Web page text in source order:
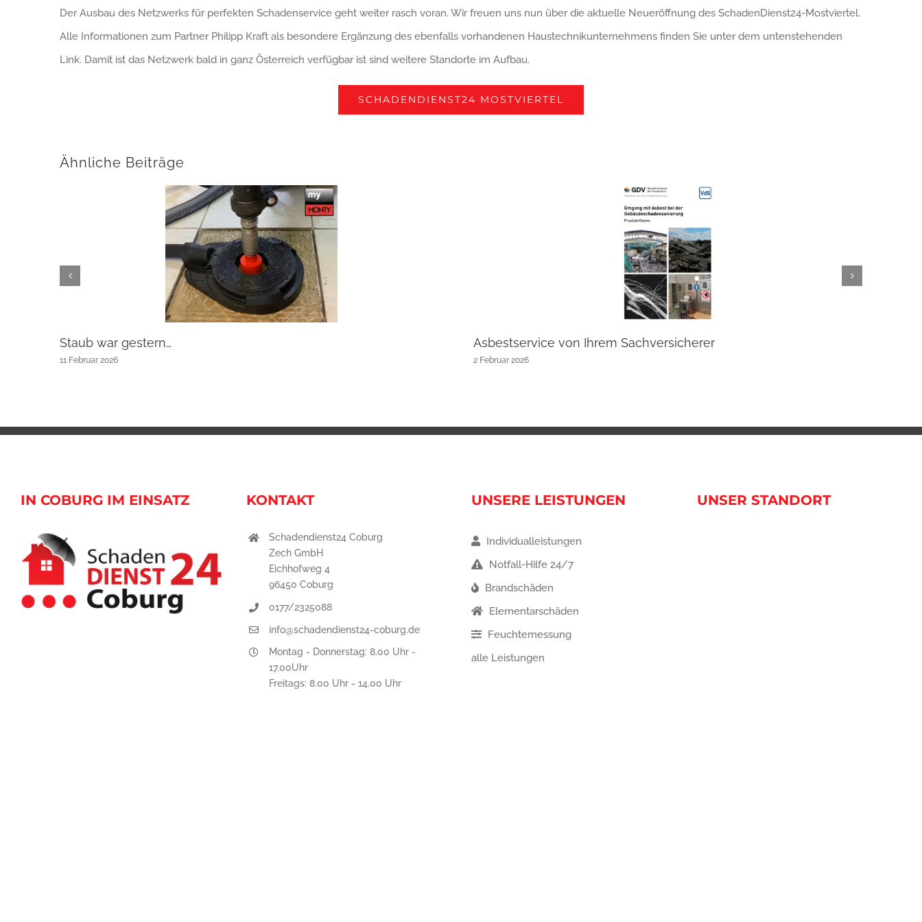
Der Ausbau des Netzwerks für perfekten Schadenservice geht weiter rasch voran. Wir freuen uns nun über die aktuelle Neueröffnung des SchadenDienst24-Mostviertel.
Alle Informationen zum Partner Philipp Kraft als besondere Ergänzung des ebenfalls vorhandenen Haustechnikunternehmens finden Sie unter dem untenstehenden
Link. Damit ist das Netzwerk bald in ganz Österreich verfügbar ist sind weitere Standorte im Aufbau.
SCHADENDIENST24 MOSTVIERTEL
Ähnliche Beiträge
Staub war gestern…
11 Februar 2026
Asbestservice von Ihrem Sachversicherer
2 Februar 2026
IN COBURG IM EINSATZ KONTAKT
Schadendienst24 Coburg
Zech GmbH
Eichhofweg 4
96450 Coburg
0177/2325088
info@schadendienst24-coburg.de
Montag - Donnerstag: 8.00 Uhr -
17.00Uhr
Freitags: 8.00 Uhr - 14.00 Uhr
UNSERE LEISTUNGEN
Individualleistungen
Notfall-Hilfe 24/7
Brandschäden
Elementarschäden
Feuchtemessung
alle Leistungen
UNSER STANDORT